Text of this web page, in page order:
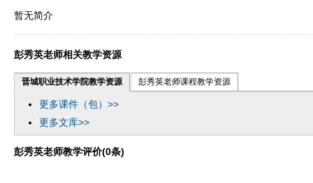
暂无简介
彭秀英老师相关教学资源
晋城职业技术学院教学资源 彭秀英老师课程教学资源
更多课件（包）>>
更多文库>>
彭秀英老师教学评价(0条)